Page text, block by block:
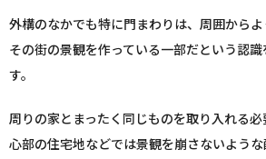
外構のなかでも特に門まわりは、周囲からよ
その街の景観を作っている一部だという認
す。
周りの家とまったく同じものを取り入れる
心部の住宅地などでは景観を崩さないよう